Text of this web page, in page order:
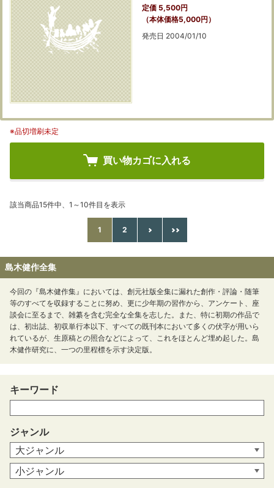
定価 5,500円
（本体価格5,000円）
発売日 2004/01/10
※品切増刷未定
買い物カゴに入れる
該当商品15件中、1～10件目を表示
1 2
島木健作全集
今回の『島木健作集』においては、創元社版全集に漏れた創作・評論・随筆
等のすべてを収録することに努め、更に少年期の習作から、アンケート、座
談会に至るまで、雑纂を含む完全な全集を志した。また、特に初期の作品で
は、初出誌、初収単行本以下、すべての既刊本において多くの伏字が用いら
れているが、生原稿との照合などによって、これをほとんど埋め起した。島
木健作研究に、一つの里程標を示す決定版。
キーワード
ジャンル